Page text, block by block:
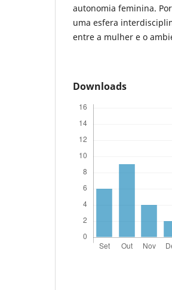
autonomia feminina.
uma esfera
entre a mulher e o
Downloads